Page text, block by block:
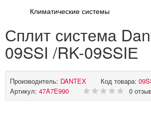
Климатические системы
Сплит система
09SSI /RK-09SSIЕ
Производитель: DANTEX Код товара:
Артикул: 47A7E990 0